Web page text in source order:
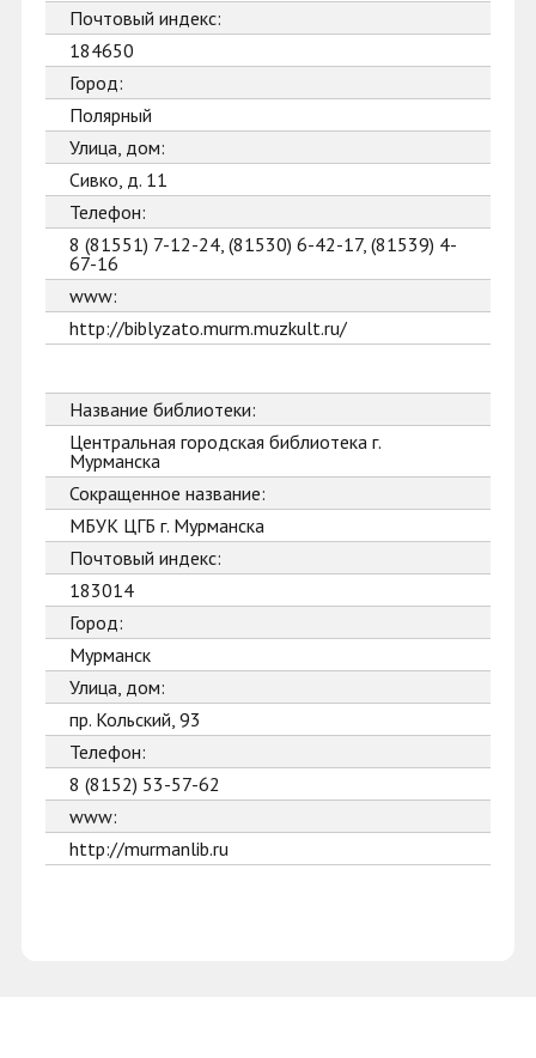
Почтовый индекс:
184650
Город:
Полярный
Улица, дом:
Сивко, д. 11
Телефон:
8 (81551) 7-12-24, (81530) 6-42-17, (81539) 4-
67-16
www:
http://biblyzato.murm.muzkult.ru/
Название библиотеки:
Центральная городская библиотека г.
Мурманска
Сокращенное название:
МБУК ЦГБ г. Мурманска
Почтовый индекс:
183014
Город:
Мурманск
Улица, дом:
пр. Кольский, 93
Телефон:
8 (8152) 53-57-62
www:
http://murmanlib.ru